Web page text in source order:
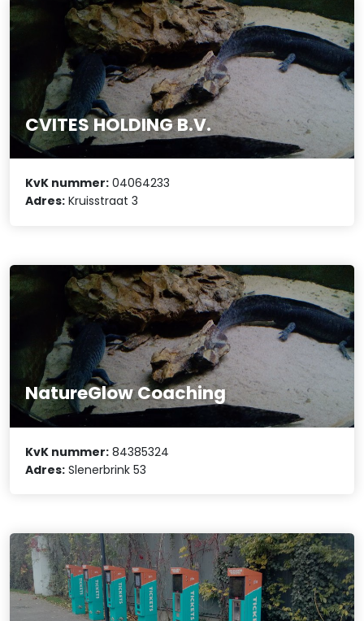
CVITES HOLDING B.V.
KvK nummer: 04064233
Adres: Kruisstraat 3
NatureGlow Coaching
KvK nummer: 84385324
Adres: Slenerbrink 53